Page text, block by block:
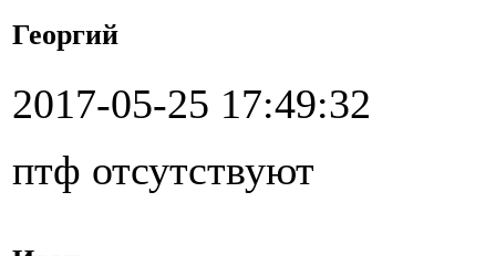
Георгий
2017-05-25 17:49:32
птф отсутствуют